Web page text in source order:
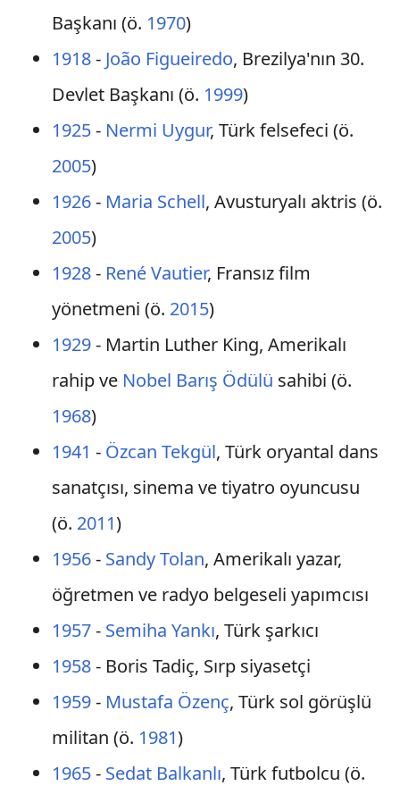
Başkanı (ö. 1970)
1918- João Figueiredo, Brezilya'nın 30.
Devlet Başkanı (ö. 1999)
1925- Nermi Uygur, Türk felsefeci (ö.
2005)
1926- Maria Schell, Avusturyalı aktris (ö.
2005)
1928- René Vautier, Fransız film
yönetmeni (ö. 2015)
1929- Martin Luther King, Amerikalı
rahip ve Nobel Barış Ödülü sahibi (ö.
1968)
1941 - Özcan Tekgül, Türk oryantal dans
sanatçısı, sinema ve tiyatro oyuncusu
(ö. 2011)
1956- Sandy Tolan, Amerikalı yazar,
öğretmen ve radyo belgeseli yapımcısı
1957- Semiha Yankı, Türk şarkıcı
1958- Boris Tadiç, Sırp siyasetçi
1959- Mustafa Özenç, Türk sol görüşlü
militan (ö. 1981)
1965- Sedat Balkanlı, Türk futbolcu (ö.